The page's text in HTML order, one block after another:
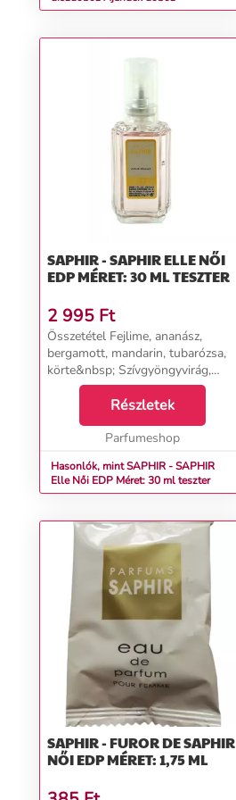
SAPHIR - SAPHIR ELLE NŐI
EDP MÉRET: 30 ML TESZTER
2 995 Ft
Összetétel Fejlime, ananász,
bergamott, mandarin, tubarózsa,
körte&nbsp; Szívgyöngyvirág,
jázmin, heliotrop, ibolyagyökér
Alapcédrus, ambra, szantálfa,
vanília, pézsma...
Részletek
Parfumeshop
Hasonlók, mint SAPHIR - SAPHIR
Elle Női EDP Méret: 30 ml teszter
SAPHIR - FUROR DE SAPHIR
NŐI EDP MÉRET: 1,75 ML